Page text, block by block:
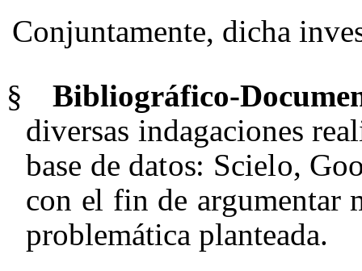
Conjuntamente, dicha inve
§
Bibliográfico-Docume
diversas indagaciones rea
base de datos: Scielo, G
con el fin de argumentar
problemática planteada.